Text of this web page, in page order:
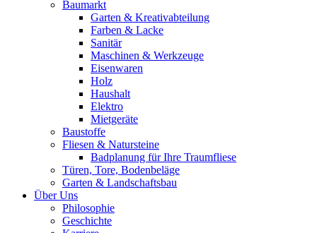
Baumarkt
Garten & Kreativabteilung
Farben & Lacke
Sanitär
Maschinen & Werkzeuge
Eisenwaren
Holz
Haushalt
Elektro
Mietgeräte
Baustoffe
Fliesen & Natursteine
Badplanung für Ihre Traumfliese
Türen, Tore, Bodenbeläge
Garten & Landschaftsbau
Über Uns
Philosophie
Geschichte